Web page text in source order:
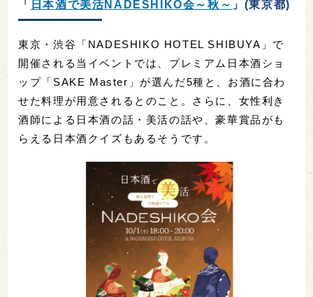
「 日本酒で美活NADESHIKO会～秋～ 」(東京都)
東京・渋谷「NADESHIKO HOTEL SHIBUYA」で
開催される当イベントでは、プレミアム日本酒ショ
ップ「SAKE Master」が選んだ5種と、お酒に合わ
せた料理が用意されるとのこと。さらに、女性利き
酒師による日本酒の話・美活の話や、豪華賞品がも
らえる日本酒クイズもあるそうです。